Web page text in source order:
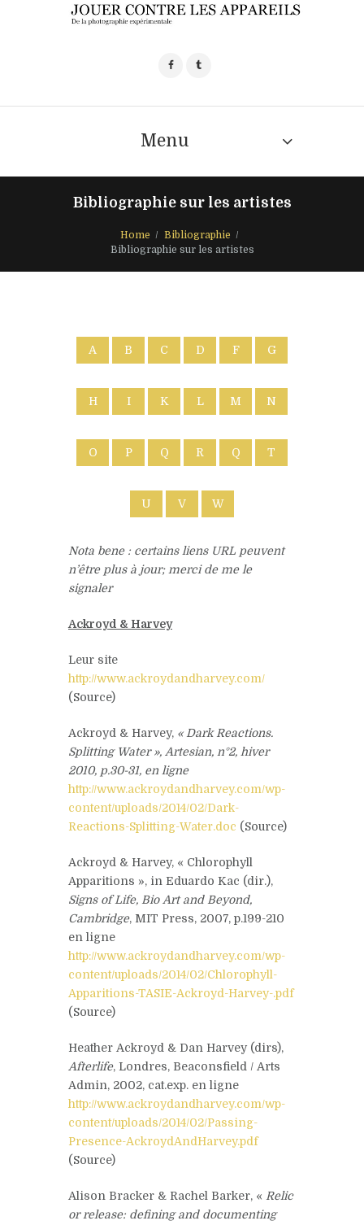
Menu
Bibliographie sur les artistes
Home
Bibliographie
Bibliographie sur les artistes
A B C D F G
H I K L M N
O P Q R Q T
U V W
Nota bene : certains liens URL peuvent
n’être plus à jour; merci de me le
signaler
Ackroyd & Harvey
Leur site
http://www.ackroydandharvey.com/
(Source)
Ackroyd & Harvey, « Dark Reactions.
Splitting Water », Artesian, n°2, hiver
2010, p.30-31, en ligne
http://www.ackroydandharvey.com/wp-
content/uploads/2014/02/Dark-
Reactions-Splitting-Water.doc (Source)
Ackroyd & Harvey, « Chlorophyll
Apparitions », in Eduardo Kac (dir.),
Signs of Life, Bio Art and Beyond,
Cambridge, MIT Press, 2007, p.199-210
en ligne
http://www.ackroydandharvey.com/wp-
content/uploads/2014/02/Chlorophyll-
Apparitions-TASIE-Ackroyd-Harvey-.pdf
(Source)
Heather Ackroyd & Dan Harvey (dirs),
Afterlife, Londres, Beaconsfield / Arts
Admin, 2002, cat.exp. en ligne
http://www.ackroydandharvey.com/wp-
content/uploads/2014/02/Passing-
Presence-AckroydAndHarvey.pdf
(Source)
Alison Bracker & Rachel Barker, « Relic
or release: defining and documenting